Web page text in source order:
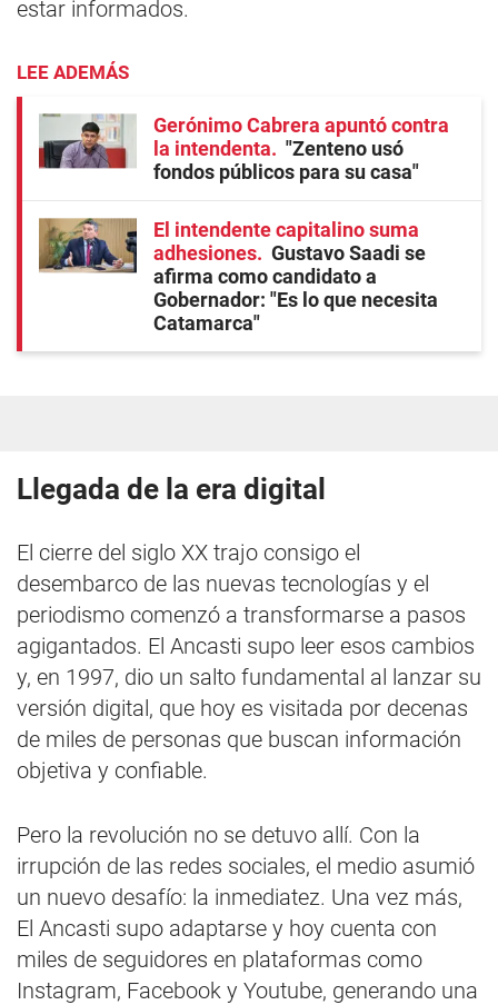
estar informados.
LEE ADEMÁS
Gerónimo Cabrera apuntó contra
la intendenta
"Zenteno usó
fondos públicos para su casa"
El intendente capitalino suma
adhesiones
Gustavo Saadi se
afirma como candidato a
Gobernador: "Es lo que necesita
Catamarca"
Llegada de la era digital
El cierre del siglo XX trajo consigo el
desembarco de las nuevas tecnologías y el
periodismo comenzó a transformarse a pasos
agigantados. El Ancasti supo leer esos cambios
y, en 1997, dio un salto fundamental al lanzar su
versión digital, que hoy es visitada por decenas
de miles de personas que buscan información
objetiva y confiable.
Pero la revolución no se detuvo allí. Con la
irrupción de las redes sociales, el medio asumió
un nuevo desafío: la inmediatez. Una vez más,
El Ancasti supo adaptarse y hoy cuenta con
miles de seguidores en plataformas como
Instagram, Facebook y Youtube, generando una